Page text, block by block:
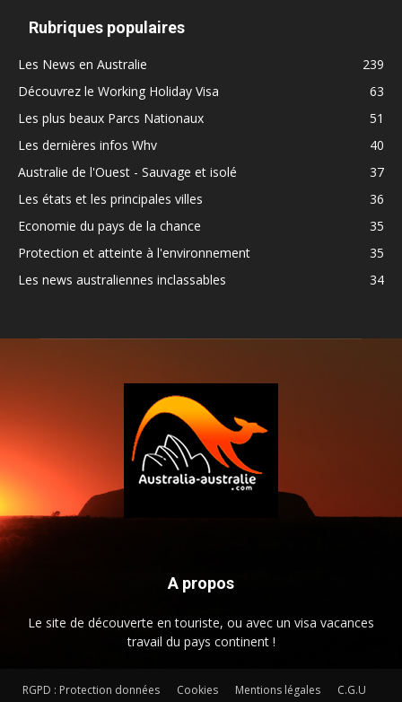
Rubriques populaires
Les News en Australie
239
Découvrez le Working Holiday Visa
63
Les plus beaux Parcs Nationaux
51
Les dernières infos Whv
40
Australie de l'Ouest - Sauvage et isolé
37
Les états et les principales villes
36
Economie du pays de la chance
35
Protection et atteinte à l'environnement
35
Les news australiennes inclassables
34
A propos
Le site de découverte en touriste, ou avec un visa vacances
travail du pays continent !
RGPD : Protection données Cookies Mentions légales
C.G.U